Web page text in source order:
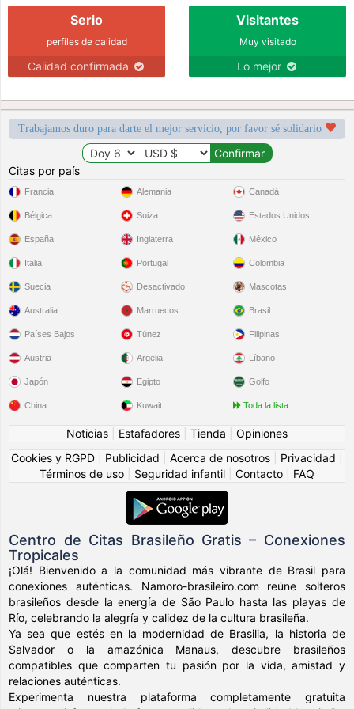
Serio
perfiles de calidad
Calidad confirmada
Visitantes
Muy visitado
Lo mejor
Trabajamos duro para darte el mejor servicio, por favor sé solidario
Citas por país
Francia
Bélgica
España
Italia
Suecia
Alemania
Suiza
Inglaterra
Portugal
Desactivado
Canadá
Estados Unidos
México
Colombia
Mascotas
Australia
Países Bajos
Austria
Japón
China
Marruecos
Túnez
Argelia
Egipto
Kuwait
Brasil
Filipinas
Líbano
Golfo
Toda la lista
Noticias Estafadores Tienda
Opiniones
Cookies y RGPD
Publicidad Acerca de nosotros Privacidad
Términos de uso
Seguridad infantil Contacto FAQ
Centro de Citas Brasileño Gratis – Conexiones
Tropicales
¡Olá! Bienvenido a la comunidad más vibrante de Brasil para
conexiones auténticas. Namoro-brasileiro.com reúne solteros
brasileños desde la energía de São Paulo hasta las playas de
Río, celebrando la alegría y calidez de la cultura brasileña.
Ya sea que estés en la modernidad de Brasilia, la historia de
Salvador o la amazónica Manaus, descubre brasileños
compatibles que comparten tu pasión por la vida, amistad y
relaciones auténticas.
Experimenta nuestra plataforma completamente gratuita